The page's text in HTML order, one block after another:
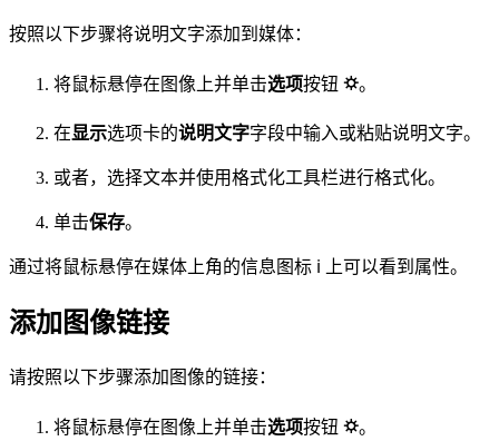
按照以下步骤将说明文字添加到媒体：
将鼠标悬停在图像上并单击选项按钮 ⛭。
在显示选项卡的说明文字字段中输入或粘贴说明文字。
或者，选择文本并使用格式化工具栏进行格式化。
单击保存。
通过将鼠标悬停在媒体上角的信息图标 ℹ️ 上可以看到属性。
添加图像链接
请按照以下步骤添加图像的链接：
将鼠标悬停在图像上并单击选项按钮 ⛭。